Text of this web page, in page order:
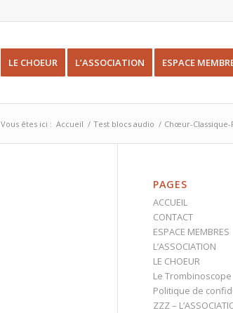
LE CHOEUR L’ASSOCIATION ESPACE
Vous êtes ici : Accueil / Test blocs audio / Chœur-Classique-
PAGES
ACCUEIL
CONTACT
ESPACE MEMBRES
L’ASSOCIATION
LE CHOEUR
Le Trombinoscope
Politique de
ZZZ –